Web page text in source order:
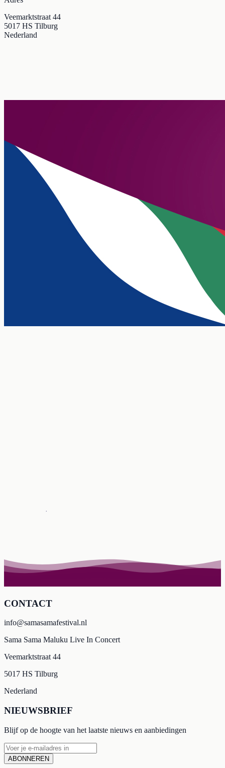
Veemarktstraat 44
5017 HS Tilburg
Nederland
CONTACT
info@samasamafestival.nl
Sama Sama Maluku Live In Concert
Veemarktstraat 44
5017 HS Tilburg
Nederland
NIEUWSBRIEF
Blijf op de hoogte van het laatste nieuws en aanbiedingen
ABONNEREN